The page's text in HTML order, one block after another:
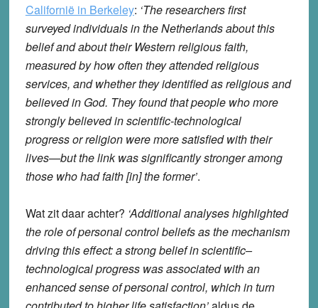
Californië in Berkeley: ‘The researchers first
surveyed individuals in the Netherlands about this
belief and about their Western religious faith,
measured by how often they attended religious
services, and whether they identified as religious and
believed in God. They found that people who more
strongly believed in scientific-technological
progress or religion were more satisfied with their
lives—but the link was significantly stronger among
those who had faith [in] the former’.
Wat zit daar achter? ‘Additional analyses highlighted
the role of personal control beliefs as the mechanism
driving this effect: a strong belief in scientific–
technological progress was associated with an
enhanced sense of personal control, which in turn